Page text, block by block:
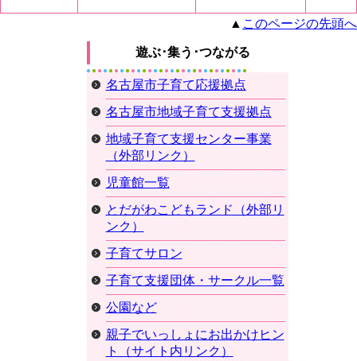
▲ このページの先頭へ
遊ぶ･集う･つながる
名古屋市子育て応援拠点
名古屋市地域子育て支援拠点
地域子育て支援センター事業
（外部リンク）
児童館一覧
とだがわこどもランド（外部リ
ンク）
子育てサロン
子育て支援団体・サークル一覧
公園など
親子でいっしょにお出かけヒン
ト（サイト内リンク）